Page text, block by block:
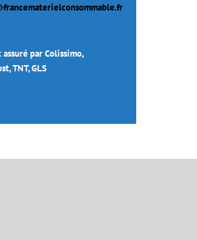
assuré par Colissimo,
TNT, GLS